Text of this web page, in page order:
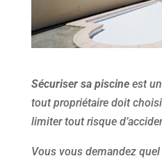
Sécuriser sa piscineest
tout propriétaire doit
limiter tout risque
Vous vous demandez